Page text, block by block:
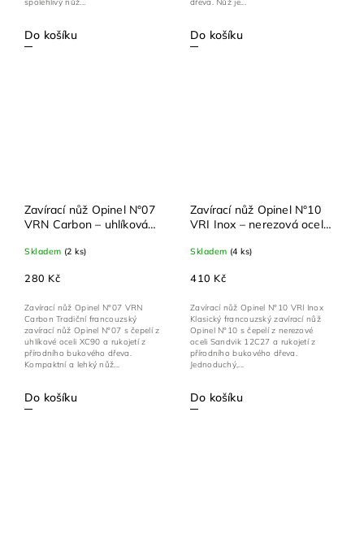
Do košíku
spolehlivý nůž...
Do košíku
dřeva. Nůž je...
Zavírací nůž Opinel N°07
VRN Carbon – uhlíková
Skladem (2 ks)
280 Kč
Do košíku
Zavírací nůž Opinel N°07 VRN
Carbon Tradiční francouzský
zavírací nůž Opinel N°07 s čepelí z
uhlíkové oceli XC90 a rukojetí z
přírodního bukového dřeva.
Kompaktní a lehký nůž...
Zavírací nůž Opinel N°10
VRI Inox – nerezová ocel
rukojeť
Skladem (4 ks)
410 Kč
Do košíku
Zavírací nůž Opinel N°10 VRI Inox
Klasický francouzský zavírací nůž
Opinel N°10 s čepelí z nerezové
oceli Sandvik 12C27 a rukojetí z
přírodního bukového dřeva.
Jednoduchý,...